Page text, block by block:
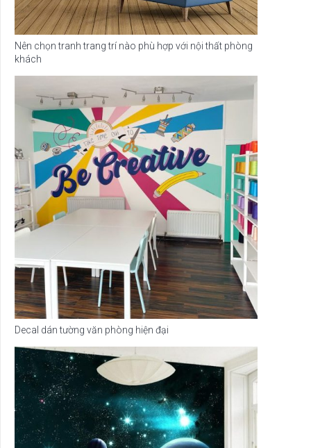
Nên chọn tranh trang trí nào phù hợp với nội thất phòng
khách
Decal dán tường văn phòng hiện đại